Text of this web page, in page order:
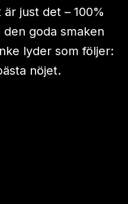
just det – 100%
goda smaken
lyder som följer:
nöjet.